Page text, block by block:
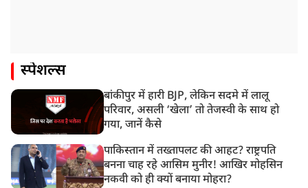
स्पेशल्स
बांकीपुर में हारी BJP, लेकिन सदमे में लालू
परिवार, असली ‘खेला’ तो तेजस्वी के साथ हो
गया, जानें कैसे
पाकिस्तान में तख्तापलट की आहट? राष्ट्रपति
बनना चाह रहे आसिम मुनीर! आखिर मोहसिन
नकवी को ही क्यों बनाया मोहरा?